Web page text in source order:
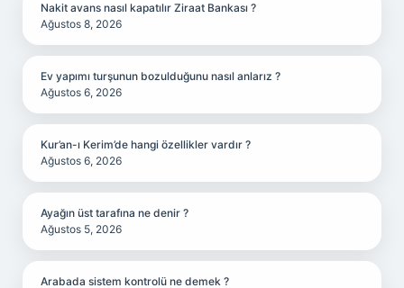
Nakit avans nasıl kapatılır Ziraat Bankası ?
Ağustos 8, 2026
Ev yapımı turşunun bozulduğunu nasıl anlarız ?
Ağustos 6, 2026
Kur’an-ı Kerim’de hangi özellikler vardır ?
Ağustos 6, 2026
Ayağın üst tarafına ne denir ?
Ağustos 5, 2026
Arabada sistem kontrolü ne demek ?